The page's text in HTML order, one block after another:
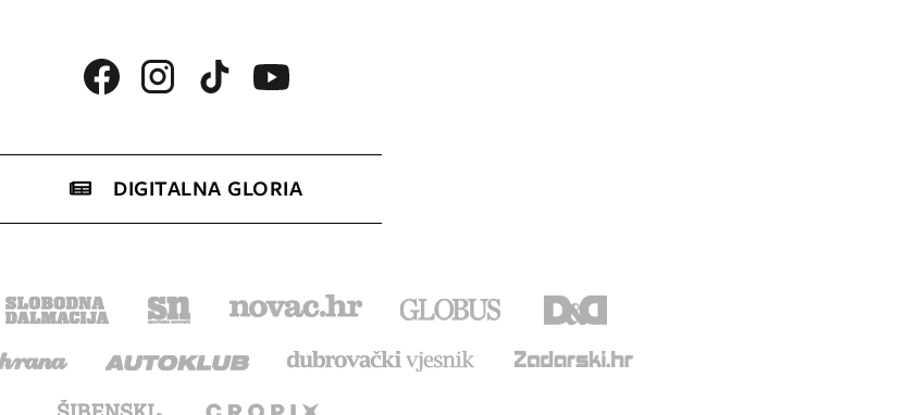
DIGITALNA GLORIA